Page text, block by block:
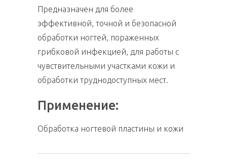
Предназначен для более
эффективной, точной и безопасной
обработки ногтей, пораженных
грибковой инфекцией, для работы с
чувствительными участками кожи и
обработки труднодоступных мест.
Применение:
Обработка ногтевой пластины и кожи